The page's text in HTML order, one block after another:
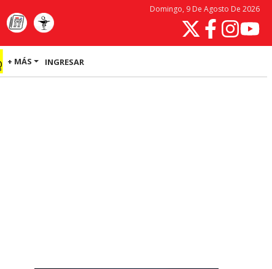
Domingo, 9 De Agosto De 2026
+ MÁS INGRESAR